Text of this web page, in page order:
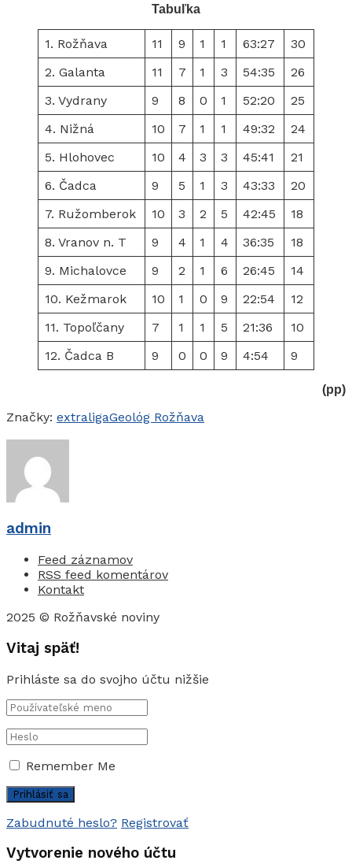
Tabuľka
1. Rožňava 11 9 1 1 63:27
30
2. Galanta
11 7 1 3 54:35
26
3. Vydrany
9 8 0 1 52:20
25
4. Nižná
10 7 1 1 49:32
24
5. Hlohovec
10 4 3 3 45:41
21
6. Čadca
9 5 1 3 43:33
20
7. Ružomberok
10 3 2 5 42:45
18
8. Vranov n. T
9 4 1 4 36:35
18
9. Michalovce
9 2 1 6 26:45
14
10. Kežmarok
10 1 0 9 22:54
12
11. Topoľčany
7 1 1 5 21:36
10
12. Čadca B
9 0 0 9 4:54 9
(pp)
Značky: extraligaGeológ Rožňava
admin
Feed záznamov
RSS feed komentárov
Kontakt
2025 © Rožňavské noviny
Vitaj späť!
Prihláste sa do svojho účtu nižšie
Remember Me
Zabudnuté heslo? Registrovať
Vytvorenie nového účtu